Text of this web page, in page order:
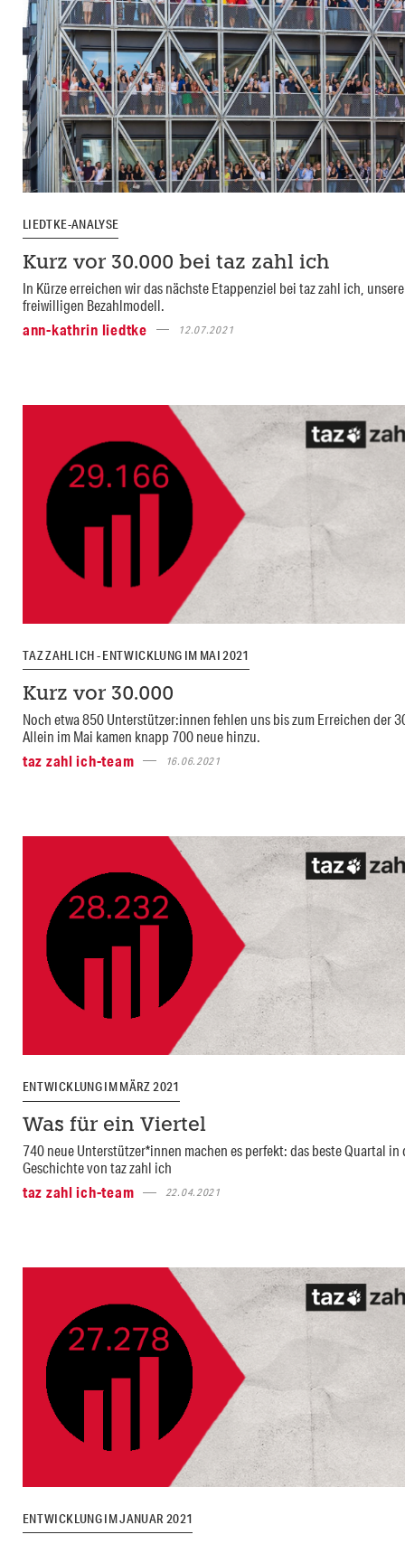
LIEDTKE-ANALYSE
Kurz vor 30.000 bei taz zahl ich
In Kürze erreichen wir das nächste Etappenziel bei taz zahl ich,
freiwilligen Bezahlmodell.
ann-kathrin liedtke
12.07.2021
TAZ ZAHL ICH - ENTWICKLUNG IM MAI 2021
Kurz vor 30.000
Noch etwa 850 Unterstützer:innen fehlen uns bis zum Erreichen der
Allein im Mai kamen knapp 700 neue hinzu.
taz zahl ich-team
16.06.2021
ENTWICKLUNG IM MÄRZ 2021
Was für ein Viertel
740 neue Unterstützer*innen machen es perfekt: das beste Quartal in
Geschichte von taz zahl ich
taz zahl ich-team
22.04.2021
ENTWICKLUNG IM JANUAR 2021